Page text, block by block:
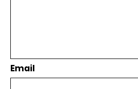
Email